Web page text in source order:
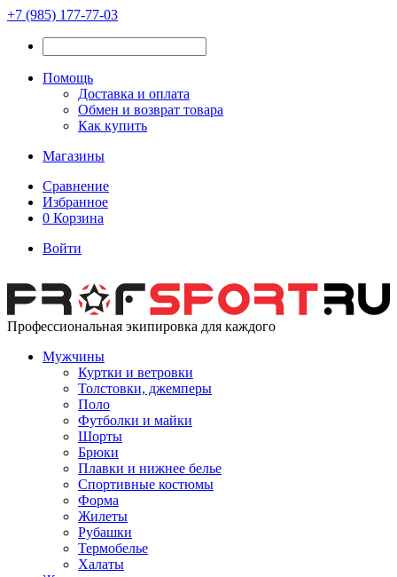
+7 (985) 177-77-03
Помощь
Доставка и оплата
Обмен и возврат товара
Как купить
Магазины
Сравнение
Избранное
0 Корзина
Войти
Профессиональная экипировка для каждого
Мужчины
Куртки и ветровки
Толстовки, джемперы
Поло
Футболки и майки
Шорты
Брюки
Плавки и нижнее белье
Спортивные костюмы
Форма
Жилеты
Рубашки
Термобелье
Халаты